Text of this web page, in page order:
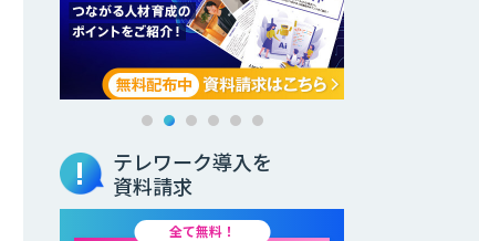
テレワーク導入を
資料請求
全て無料！